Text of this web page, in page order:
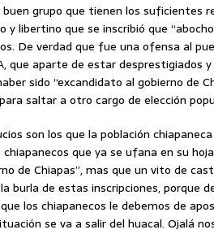
buen grupo que tienen los suficientes
y libertino que se inscribió que
De verdad que fue una ofensa al
que aparte de estar desprestigiados
sido “excandidato al gobierno de
saltar a otro cargo de elección
son los que la población
que ya se ufana en su
de Chiapas”, mas que un vito de
burla de estas inscripciones,
los chiapanecos le debemos de
se va a salir del huacal. Ojalá